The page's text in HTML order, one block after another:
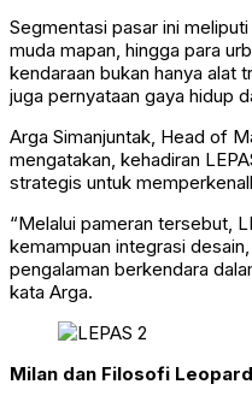
Segmentasi pasar ini
muda mapan, hingga para
kendaraan bukan hanya alat
juga pernyataan gaya hidup
Arga Simanjuntak, Head of
mengatakan, kehadiran
strategis untuk
“Melalui pameran tersebut,
kemampuan integrasi
pengalaman berkendara
kata Arga.
Milan dan Filosofi